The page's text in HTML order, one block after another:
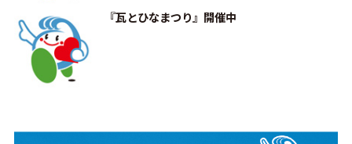
『瓦とひなまつり』開催中